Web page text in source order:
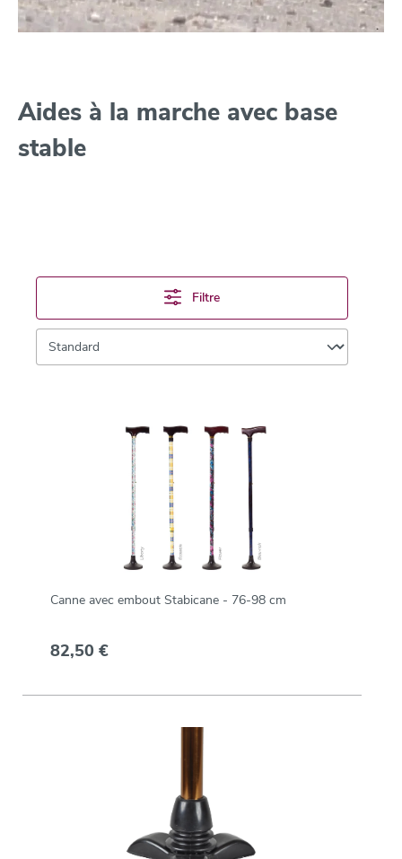
Aides à la marche avec base
stable
Filtre
Canne avec embout Stabicane - 76-98 cm
82,50 €